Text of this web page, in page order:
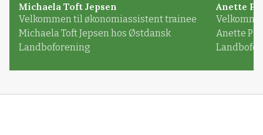
Michaela Toft Jepsen
Velkommen til økonomiassistent trainee
Michaela Toft Jepsen hos Østdansk
Landboforening
Anette
Anette